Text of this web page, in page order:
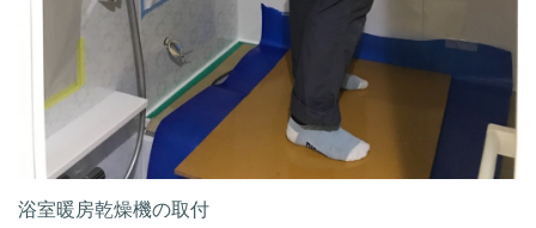
浴室暖房乾燥機の取付